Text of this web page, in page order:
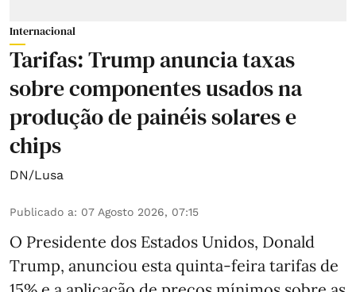
Internacional
Tarifas: Trump anuncia taxas
sobre componentes usados na
produção de painéis solares e
chips
DN/Lusa
Publicado a: 07 Agosto 2026, 07:15
O Presidente dos Estados Unidos, Donald
Trump, anunciou esta quinta-feira tarifas de